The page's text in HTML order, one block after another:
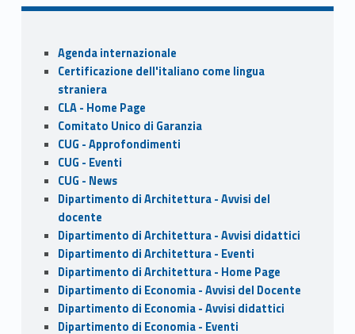
b
o
o
k
d
o
n
l e
Sidebar
Agenda internazionale
Certificazione dell'italiano come lingua
straniera
CLA - Home Page
Comitato Unico di Garanzia
CUG - Approfondimenti
CUG - Eventi
CUG - News
Dipartimento di Architettura - Avvisi del
docente
Dipartimento di Architettura - Avvisi didattici
Dipartimento di Architettura - Eventi
Dipartimento di Architettura - Home Page
Dipartimento di Economia - Avvisi del Docente
Dipartimento di Economia - Avvisi didattici
Dipartimento di Economia - Eventi